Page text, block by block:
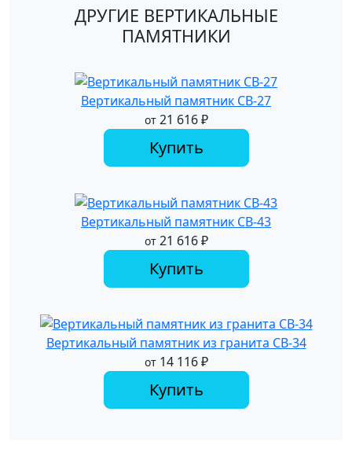
ДРУГИЕ ВЕРТИКАЛЬНЫЕ
ПАМЯТНИКИ
Вертикальный памятник СВ-27
от 21 616₽
Купить
Вертикальный памятник СВ-43
от 21 616₽
Купить
Вертикальный памятник из гранита СВ-34
от 14 116₽
Купить